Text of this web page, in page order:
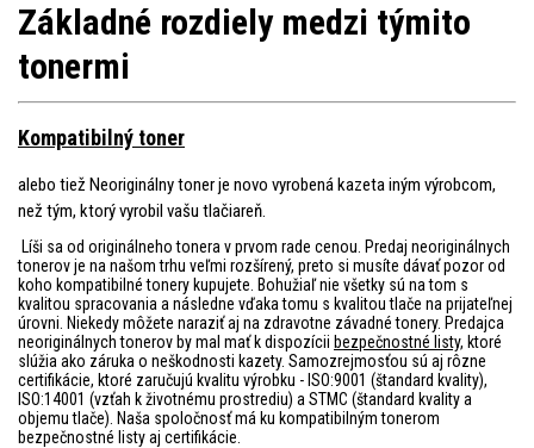
Základné rozdiely medzi týmito
tonermi
Kompatibilný toner
alebo tiež Neoriginálny toner je novo vyrobená kazeta iným výrobcom,
než tým, ktorý vyrobil vašu tlačiareň.
Líši sa od originálneho tonera v prvom rade cenou. Predaj neoriginálnych
tonerov je na našom trhu veľmi rozšírený, preto si musíte dávať pozor od
koho kompatibilné tonery kupujete. Bohužiaľ nie všetky sú na tom s
kvalitou spracovania a následne vďaka tomu s kvalitou tlače na prijateľnej
úrovni. Niekedy môžete naraziť aj na zdravotne závadné tonery. Predajca
neoriginálnych tonerov by mal mať k dispozícii bezpečnostné listy, ktoré
slúžia ako záruka o neškodnosti kazety. Samozrejmosťou sú aj rôzne
certifikácie, ktoré zaručujú kvalitu výrobku - ISO:9001 (štandard kvality),
ISO:14001 (vzťah k životnému prostrediu) a STMC (štandard kvality a
objemu tlače). Naša spoločnosť má ku kompatibilným tonerom
bezpečnostné listy aj certifikácie.